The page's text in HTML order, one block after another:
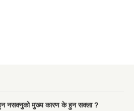
हुन नसक्नुको मुख्य कारण के हुन सक्ला ?